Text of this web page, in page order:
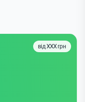
від XXX грн